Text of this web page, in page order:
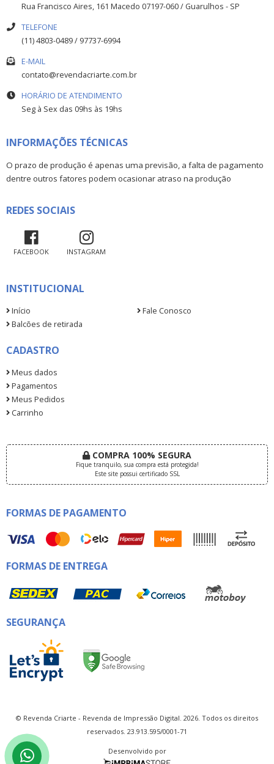
Rua Francisco Aires, 161 Macedo 07197-060/ Guarulhos - SP
TELEFONE
(11) 4803-0489 / 97737-6994
E-MAIL
contato@revendacriarte.com.br
HORÁRIO DE ATENDIMENTO
Seg à Sex das 09hs às 19hs
INFORMAÇÕES TÉCNICAS
O prazo de produção é apenas uma previsão, a falta de pagamento
dentre outros fatores podem ocasionar atraso na produção
REDES SOCIAIS
FACEBOOK INSTAGRAM
INSTITUCIONAL
Início
Fale Conosco
Balcões de retirada
CADASTRO
Meus dados
Pagamentos
Meus Pedidos
Carrinho
COMPRA 100% SEGURA
Fique tranquilo, sua compra está protegida!
Este site possui certificado SSL
FORMAS DE PAGAMENTO
FORMAS DE ENTREGA
SEGURANÇA
© Revenda Criarte - Revenda de Impressão Digital. 2026. Todos os direitos
reservados. 23.913.595/0001-71
Desenvolvido por